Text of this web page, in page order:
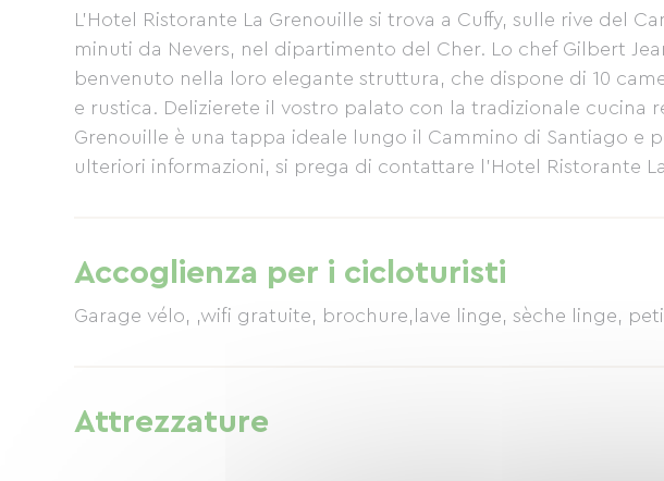
L'Hotel Ristorante La Grenouille si trova a Cuffy, sulle rive del
minuti da Nevers, nel dipartimento del Cher. Lo chef Gilbert
benvenuto nella loro elegante struttura, che dispone di 10
e rustica. Delizierete il vostro palato con la tradizionale cucina
Grenouille è una tappa ideale lungo il Cammino di Santiago e
ulteriori informazioni, si prega di contattare l'Hotel Ristorante
Accoglienza per i cicloturisti
Garage vélo, ,wifi gratuite, brochure,lave linge, sèche linge,
Attrezzature